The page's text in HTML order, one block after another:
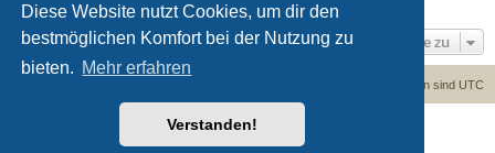
Diese Website nutzt Cookies, um dir den
bestmöglichen Komfort bei der Nutzung zu
bieten. Mehr erfahren
Verstanden!
Gehe zu
Alle Zeiten sind UTC
Powered byphpBB® Forum Software © phpBB Limited
phpBB.de